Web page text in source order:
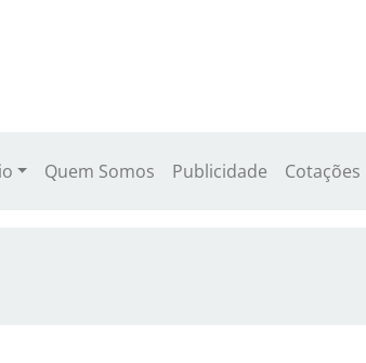
Quem Somos Publicidade Cotações